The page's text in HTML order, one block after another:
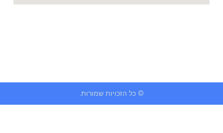
© כל הזכויות שמורות.